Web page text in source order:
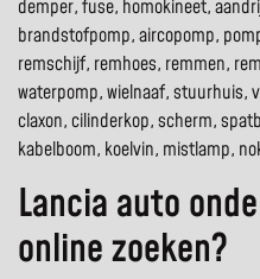
demper, fuse, homokineet,
brandstofpomp, aircopomp,
remschijf, remhoes, remmen,
waterpomp, wielnaaf, stuurhuis,
claxon, cilinderkop, scherm,
kabelboom, koelvin, mistlamp,
Lancia auto
online zoeken?